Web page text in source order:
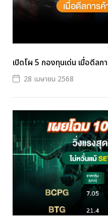
เปิดโผ 5 กองทุนเด่น เมื่อดีล
28 เมษายน 2568